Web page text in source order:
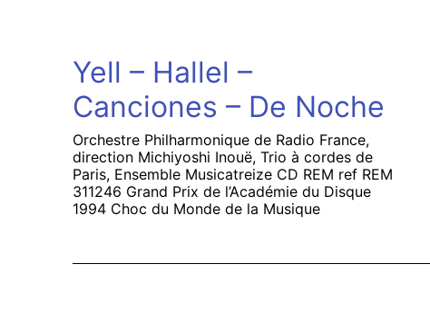
Yell – Hallel –
Canciones – De Noche
Orchestre Philharmonique de Radio France,
direction Michiyoshi Inouë, Trio à cordes de
Paris, Ensemble Musicatreize CD REM ref REM
311246 Grand Prix de l’Académie du Disque
1994 Choc du Monde de la Musique